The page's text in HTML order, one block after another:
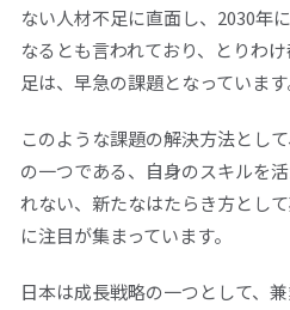
ない人材不足に直面し、 2030年
なるとも言われており、
とりわ
足は、早急の課題となっています
このような課題の解決方法とし
の一つである、自身のスキルを
れない、新たなはたらき方とし
に注目が集まっています。
日本は成長戦略の一つとして、